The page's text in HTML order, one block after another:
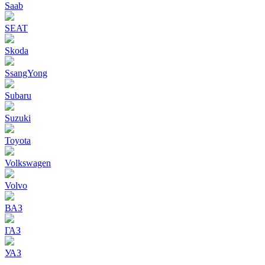
Saab
SEAT
Skoda
SsangYong
Subaru
Suzuki
Toyota
Volkswagen
Volvo
ВАЗ
ГАЗ
УАЗ